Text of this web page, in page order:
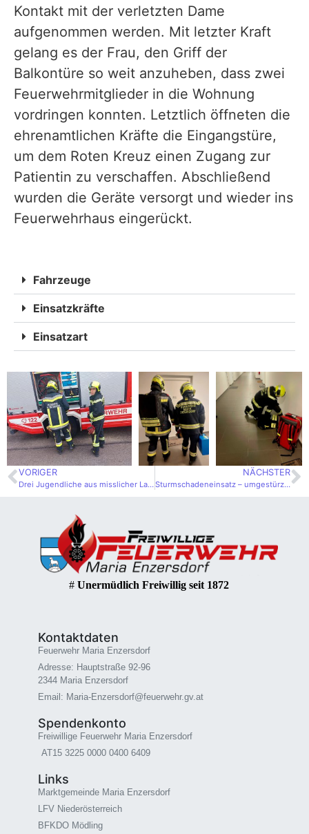
Kontakt mit der verletzten Dame
aufgenommen werden. Mit letzter Kraft
gelang es der Frau, den Griff der
Balkontüre so weit anzuheben, dass zwei
Feuerwehrmitglieder in die Wohnung
vordringen konnten. Letztlich öffneten die
ehrenamtlichen Kräfte die Eingangstüre,
um dem Roten Kreuz einen Zugang zur
Patientin zu verschaffen. Abschließend
wurden die Geräte versorgt und wieder ins
Feuerwehrhaus eingerückt.
Fahrzeuge
Einsatzkräfte
Einsatzart
VORIGER
Drei Jugendliche aus misslicher Lage befreit
NÄCHSTER
Sturmschadeneinsatz – umgestürzter Zaun
# Unermüdlich Freiwillig seit 1872
Kontaktdaten
Feuerwehr Maria Enzersdorf
Adresse: Hauptstraße 92-96
2344 Maria Enzersdorf
Email: Maria-Enzersdorf@feuerwehr.gv.at
Spendenkonto
Freiwillige Feuerwehr Maria Enzersdorf
AT15 3225 0000 0400 6409
Links
Marktgemeinde Maria Enzersdorf
LFV Niederösterreich
BFKDO Mödling